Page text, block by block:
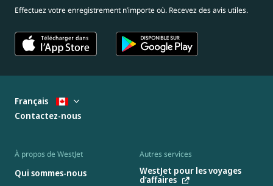
Effectuez votre enregistrement n’importe où. Recevez des avis utiles.
À propos de WestJet
Qui sommes-nous
Autres services
WestJet pour les voyages
d’affaires
Français
Contactez-nous